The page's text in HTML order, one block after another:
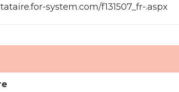
system.com/f131507_fr-.aspx